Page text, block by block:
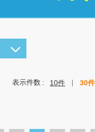
表示件数 10件 30件